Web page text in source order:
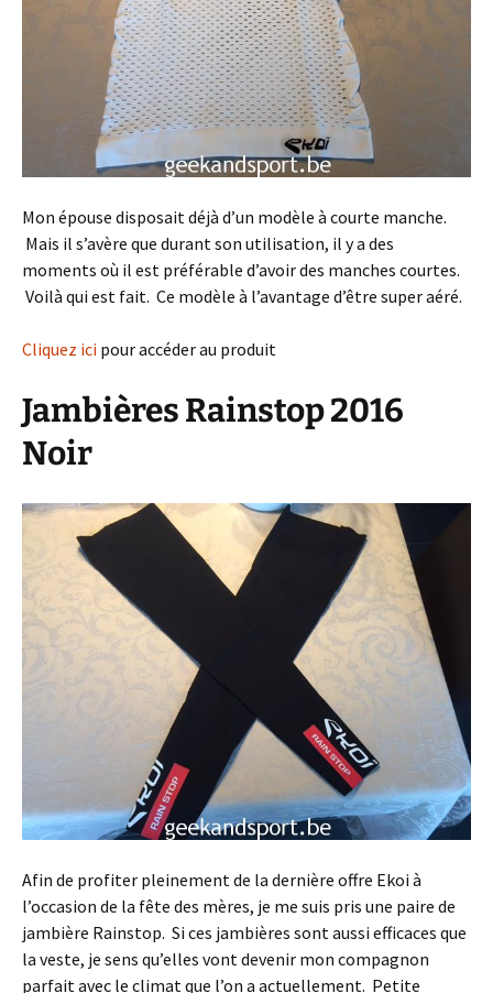
Mon épouse disposait déjà d’un modèle à courte manche.
Mais il s’avère que durant son utilisation, il y a des
moments où il est préférable d’avoir des manches courtes.
Voilà qui est fait. Ce modèle à l’avantage d’être super aéré.
Cliquez ici pour accéder au produit
Jambières Rainstop 2016
Noir
Afin de profiter pleinement de la dernière offre Ekoi à
l’occasion de la fête des mères, je me suis pris une paire de
jambière Rainstop. Si ces jambières sont aussi efficaces que
la veste, je sens qu’elles vont devenir mon compagnon
parfait avec le climat que l’on a actuellement. Petite